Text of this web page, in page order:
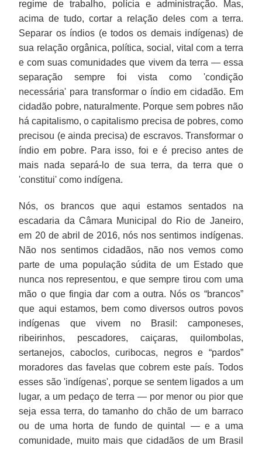
regime de trabalho, polícia e administração. Mas,
acima de tudo, cortar a relação deles com a terra.
Separar os índios (e todos os demais indígenas) de
sua relação orgânica, política, social, vital com a terra
e com suas comunidades que vivem da terra — essa
separação sempre foi vista como 'condição
necessária' para transformar o índio em cidadão. Em
cidadão pobre, naturalmente. Porque sem pobres não
há capitalismo, o capitalismo precisa de pobres, como
precisou (e ainda precisa) de escravos. Transformar o
índio em pobre. Para isso, foi e é preciso antes de
mais nada separá-lo de sua terra, da terra que o
'constitui' como indígena.
Nós, os brancos que aqui estamos sentados na
escadaria da Câmara Municipal do Rio de Janeiro,
em 20 de abril de 2016, nós nos sentimos indígenas.
Não nos sentimos cidadãos, não nos vemos como
parte de uma população súdita de um Estado que
nunca nos representou, e que sempre tirou com uma
mão o que fingia dar com a outra. Nós os “brancos”
que aqui estamos, bem como diversos outros povos
indígenas que vivem no Brasil: camponeses,
ribeirinhos, pescadores, caiçaras, quilombolas,
sertanejos, caboclos, curibocas, negros e “pardos”
moradores das favelas que cobrem este país. Todos
esses são 'indígenas', porque se sentem ligados a um
lugar, a um pedaço de terra — por menor ou pior que
seja essa terra, do tamanho do chão de um barraco
ou de uma horta de fundo de quintal — e a uma
comunidade, muito mais que cidadãos de um Brasil